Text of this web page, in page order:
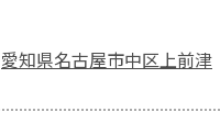
愛知県名古屋市中区上前津